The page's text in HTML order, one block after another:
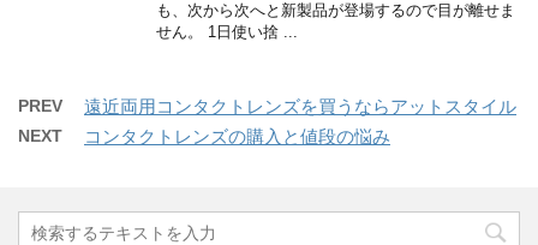
も、次から次へと新製品が登場するので目が離せま
せん。 1日使い捨 ...
PREV 遠近両用コンタクトレンズを買うならアットスタイル
NEXT コンタクトレンズの購入と値段の悩み